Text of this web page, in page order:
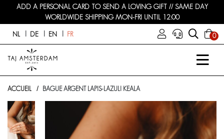
ADD A PERSONAL CARD TO SEND A LOVING GIFT // SAME DAY
WORLDWIDE SHIPPING MON-FRI UNTIL 12:00
NL DE EN FR 0
ACCUEIL BAGUE ARGENT LAPIS-LAZULI KEALA